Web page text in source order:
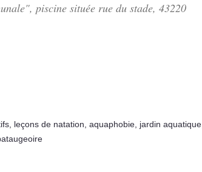
piscine située rue du stade, 43220
leçons de natation aquaphobie jardin aquatique